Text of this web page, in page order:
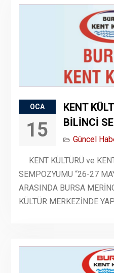
OCA
15
KENT
BİLİNCİ
Güncel
KENT KÜLTÜRÜ ve
SEMPOZYUMU “26-27
ARASINDA BURSA
KÜLTÜR MERKEZİNDE